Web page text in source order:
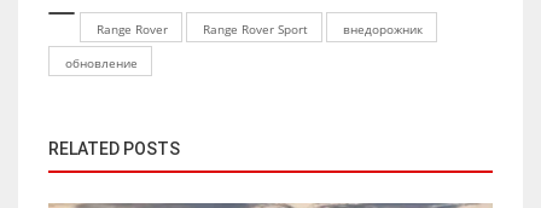
Range Rover Range Rover Sport
внедорожник
обновление
RELATED POSTS